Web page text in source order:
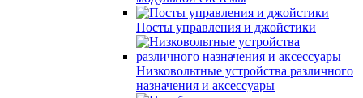
Посты управления и джойстики
Низковольтные устройства различного
назначения и аксессуары